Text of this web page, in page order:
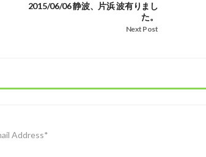
2015/06/06 静波、片浜 波有りまし
た。
Next Post